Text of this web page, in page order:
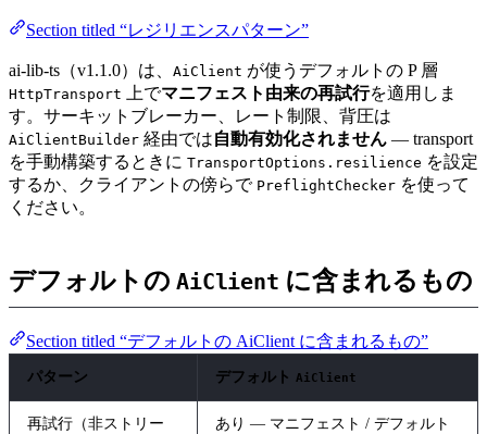
Section titled “レジリエンスパターン”
ai-lib-ts（v1.1.0）は、 AiClient が使うデフォルトの P 層
HttpTransport 上でマニフェスト由来の再試行を適用しま
す。サーキットブレーカー、レート制限、背圧は
AiClientBuilder 経由では自動有効化されません — transport
を手動構築するときに TransportOptions.resilience を設定
するか、クライアントの傍らで PreflightChecker を使って
ください。
デフォルトのAiClient に含まれるもの
Section titled “デフォルトの AiClient に含まれるもの”
パターン デフォルト AiClient
再試行（非ストリー
あり — マニフェスト / デフォルト